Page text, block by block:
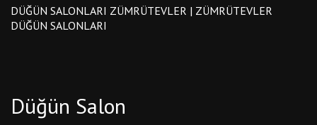
DÜĞÜN SALONLARI ZÜMRÜTEVLER | ZÜMRÜTEVLER
DÜĞÜN SALONLARI
Düğün Salon